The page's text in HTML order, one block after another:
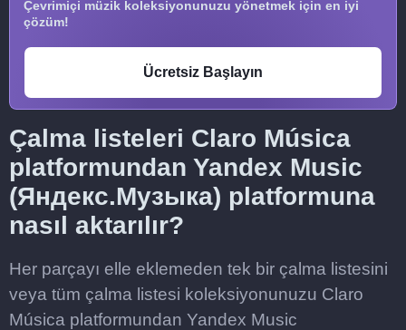
Çevrimiçi müzik koleksiyonunuzu yönetmek için en iyi
çözüm!
Ücretsiz Başlayın
Çalma listeleri Claro Música
platformundan Yandex Music
(Яндекс.Музыка) platformuna
nasıl aktarılır?
Her parçayı elle eklemeden tek bir çalma listesini
veya tüm çalma listesi koleksiyonunuzu Claro
Música platformundan Yandex Music